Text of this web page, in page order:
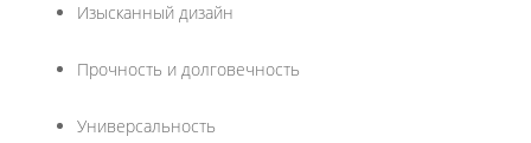
Изысканный дизайн
Прочность и долговечность
Универсальность